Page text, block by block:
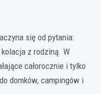
się od pytania:
z rodziną. W
całorocznie i tylko
domków, campingów i